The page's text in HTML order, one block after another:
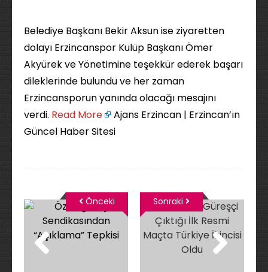
Belediye Başkanı Bekir Aksun ise ziyaretten
dolayı Erzincanspor Kulüp Başkanı Ömer
Akyürek ve Yönetimine teşekkür ederek başarı
dileklerinde bulundu ve her zaman
Erzincansporun yanında olacağı mesajını
verdi. ​ Read More
Ajans Erzincan | Erzincan’ın
Güncel Haber Sitesi
Önceki Sonraki